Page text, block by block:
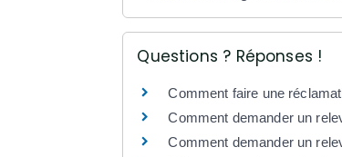
Questions ? Réponses !
Comment faire une
Comment demander un
Comment demander un